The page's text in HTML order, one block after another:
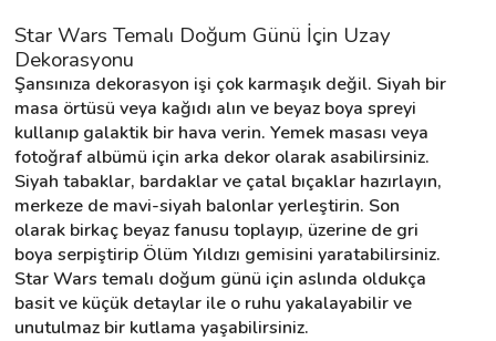
İletişim
Kariyer
Blog
Star Wars Temalı Doğum Günü İçin Uzay
Dekorasyonu
Şansınıza dekorasyon işi çok karmaşık değil. Siyah bir
masa örtüsü veya kağıdı alın ve beyaz boya spreyi
kullanıp galaktik bir hava verin. Yemek masası veya
fotoğraf albümü için arka dekor olarak asabilirsiniz.
Siyah tabaklar, bardaklar ve çatal bıçaklar hazırlayın,
merkeze de mavi-siyah balonlar yerleştirin. Son
olarak birkaç beyaz fanusu toplayıp, üzerine de gri
boya serpiştirip Ölüm Yıldızı gemisini yaratabilirsiniz.
Star Wars temalı doğum günü için aslında oldukça
basit ve küçük detaylar ile o ruhu yakalayabilir ve
unutulmaz bir kutlama yaşabilirsiniz.